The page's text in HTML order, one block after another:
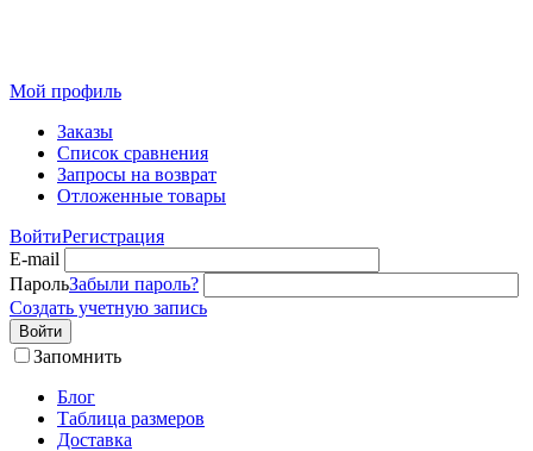
Мой профиль
Заказы
Список сравнения
Запросы на возврат
Отложенные товары
ВойтиРегистрация
E-mail
ПарольЗабыли пароль?
Создать учетную запись
Войти
Запомнить
Блог
Таблица размеров
Доставка